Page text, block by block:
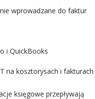
wprowadzane do faktur
i QuickBooks
na kosztorysach i fakturach
księgowe przepływają